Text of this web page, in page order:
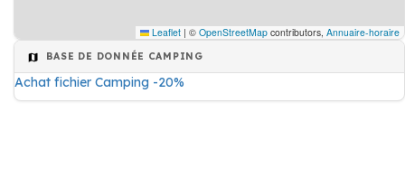
Leaflet | © OpenStreetMap contributors, Annuaire-horaire
BASE DE DONNÉE CAMPING
Achat fichier Camping -20%